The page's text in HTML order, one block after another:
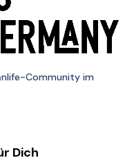
Community im
Dich